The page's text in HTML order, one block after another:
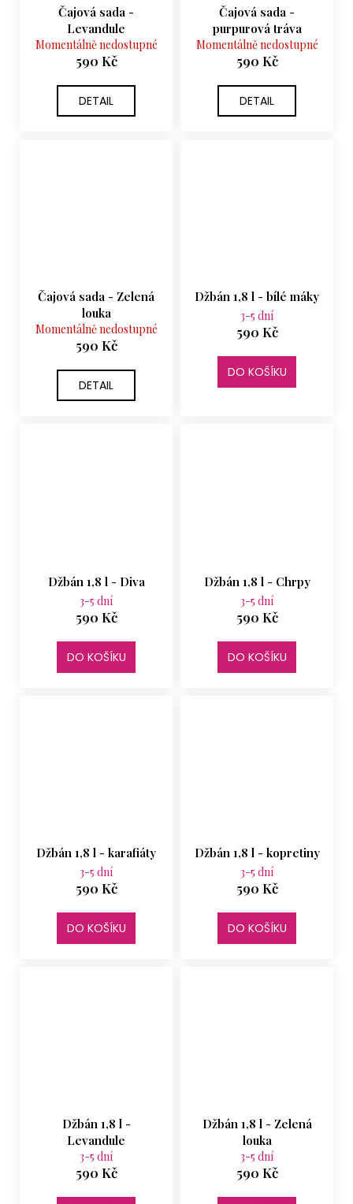
Čajová sada -
Levandule
Momentálně nedostupné
590 Kč
DETAIL
Čajová sada -
purpurová tráva
Momentálně nedostupné
590 Kč
DETAIL
Čajová sada - Zelená
louka
Momentálně nedostupné
590 Kč
DETAIL
Džbán 1,8 l - bílé máky
3-5 dní
590 Kč
DO KOŠÍKU
Džbán 1,8 l - Diva
3-5 dní
590 Kč
DO KOŠÍKU
Džbán 1,8 l - Chrpy
3-5 dní
590 Kč
DO KOŠÍKU
Džbán 1,8 l - karafiáty
3-5 dní
590 Kč
DO KOŠÍKU
Džbán 1,8 l - kopretiny
3-5 dní
590 Kč
DO KOŠÍKU
Džbán 1,8 l -
Levandule
3-5 dní
590 Kč
Džbán 1,8 l - Zelená
louka
3-5 dní
590 Kč